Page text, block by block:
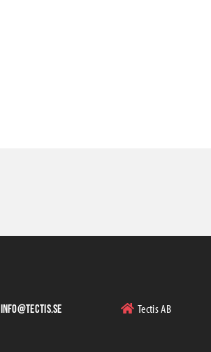
info@tectis.se Tectis AB